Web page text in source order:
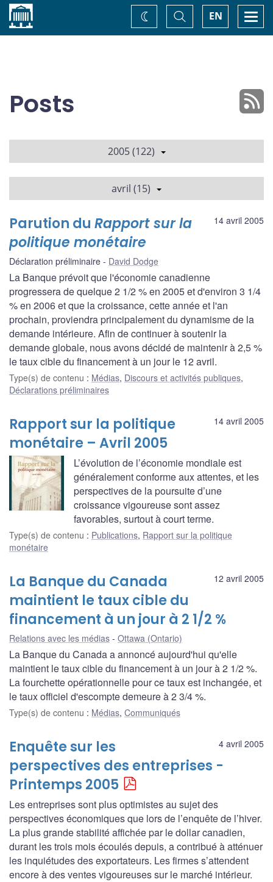
Accueil EN
Basculer
la
recherche
Changez
de
Posts
2005 (122)
avril (15)
14 avril 2005
Parution du Rapport sur la
politique monétaire
Déclaration préliminaire David Dodge
La Banque prévoit que l'économie canadienne
progressera de quelque 2 1/2 % en 2005 et d'environ 3 1/4
% en 2006 et que la croissance, cette année et l'an
prochain, proviendra principalement du dynamisme de la
demande intérieure. Afin de continuer à soutenir la
demande globale, nous avons décidé de maintenir à 2,5 %
le taux cible du financement à un jour le 12 avril.
Type(s) de contenu : Médias, Discours et activités publiques,
Déclarations préliminaires
14 avril 2005
Rapport sur la politique
monétaire – Avril 2005
L’évolution de l’économie mondiale est
généralement conforme aux attentes, et les
perspectives de la poursuite d’une
croissance vigoureuse sont assez
favorables, surtout à court terme.
Type(s) de contenu : Publications, Rapport sur la politique
monétaire
12 avril 2005
La Banque du Canada
maintient le taux cible du
financement à un jour à 2 1/2 %
Relations avec les médias Ottawa (Ontario)
La Banque du Canada a annoncé aujourd'hui qu'elle
maintient le taux cible du financement à un jour à 2 1/2 %.
La fourchette opérationnelle pour ce taux est inchangée, et
le taux officiel d'escompte demeure à 2 3/4 %.
Type(s) de contenu : Médias, Communiqués
4 avril 2005
Enquête sur les
perspectives des entreprises -
Printemps 2005
Les entreprises sont plus optimistes au sujet des
perspectives économiques que lors de l’enquête de l’hiver.
La plus grande stabilité affichée par le dollar canadien,
durant les trois mois écoulés depuis, a contribué à atténuer
les inquiétudes des exportateurs. Les firmes s’attendent
encore à des ventes vigoureuses sur le marché intérieur.